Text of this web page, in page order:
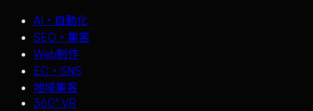
AI・自動化
SEO・集客
Web制作
EC・SNS
地域集客
360° VR